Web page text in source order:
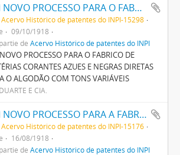
UM NOVO PROCESSO PARA O FABRICO DE MATERIAS CORANTES AZUES E NEGRAS DIRECTAS PARA O ALGODÃO COM TONS VARIAVEIS
Acervo Histórico de patentes do INPI-15298
09/10/1918
de Acervo Histórico de patentes do INPI
PROCESSO PARA O FABRICO DE
CORANTES AZUES E NEGRAS DIRETAS
O ALGODÃO COM TONS VARIÁVEIS
E CIA.
UM NOVO PROCESSO PARA A FABRICAÇÃO DE MATERIAS CORANTES ROSAS E ESCARLATES ALTAMENTE CONCENTRADAS PARA TINGIR ALGODÃO
Acervo Histórico de patentes do INPI-15176
16/08/1918
de Acervo Histórico de patentes do INPI